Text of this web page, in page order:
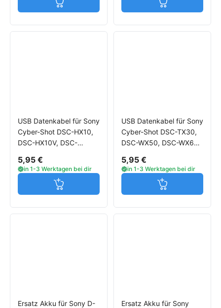
Jetzt in den Warenkorb Jetzt in den
USB Datenkabel für Sony
Cyber-Shot DSC-HX10,
DSC-HX10V, DSC-
DSC-HX30V, DSC-
HX300
5,95 €
in 1-3 Werktagen bei dir
Jetzt in den Warenkorb
USB Datenkabel für Sony
Cyber-Shot DSC-TX30,
DSC-WX50, DSC-WX60,
WX100, DSC-WX150
5,95 €
in 1-3 Werktagen bei dir
Jetzt in den
Ersatz Akku für Sony D-
Ersatz Akku für Sony